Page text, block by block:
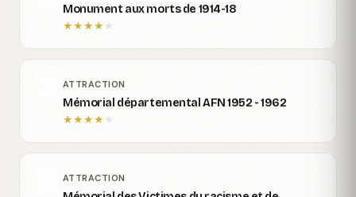
Monument aux morts de 1914-18
★★★★ ★
ATTRACTION
Mémorial départemental AFN 1952 - 1962
★★★★ ★
ATTRACTION